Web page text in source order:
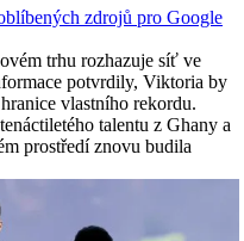
zdrojů pro Google
trhu rozhazuje síť ve
potvrdily, Viktoria by
vlastního rekordu.
talentu z Ghany a
prostředí znovu budila